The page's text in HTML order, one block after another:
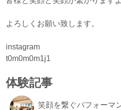
よろしくお願い致します。
instagram
t0m0m0m1j1
体験記事
笑顔を繋ぐパフォーマ